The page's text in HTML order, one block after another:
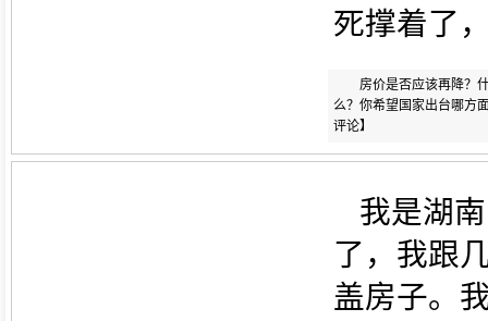
死撑着了
房价是否应该再降？
么？你希望国家出台哪方
评论】
我是湖
了，我跟
盖房子。